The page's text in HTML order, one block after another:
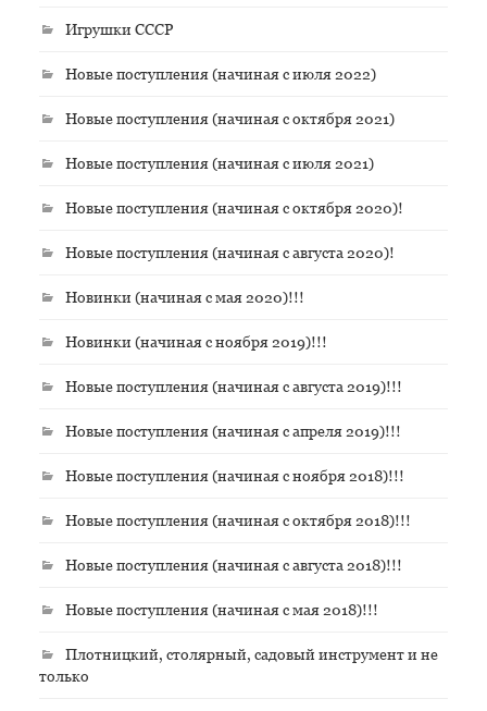
Игрушки СССР
Новые поступления (начиная с июля 2022)
Новые поступления (начиная с октября 2021)
Новые поступления (начиная с июля 2021)
Новые поступления (начиная с октября 2020)!
Новые поступления (начиная с августа 2020)!
Новинки (начиная с мая 2020)!!!
Новинки (начиная с ноября 2019)!!!
Новые поступления (начиная с августа 2019)!!!
Новые поступления (начиная с апреля 2019)!!!
Новые поступления (начиная с ноября 2018)!!!
Новые поступления (начиная с октября 2018)!!!
Новые поступления (начиная с августа 2018)!!!
Новые поступления (начиная с мая 2018)!!!
Плотницкий, столярный, садовый инструмент и не
только